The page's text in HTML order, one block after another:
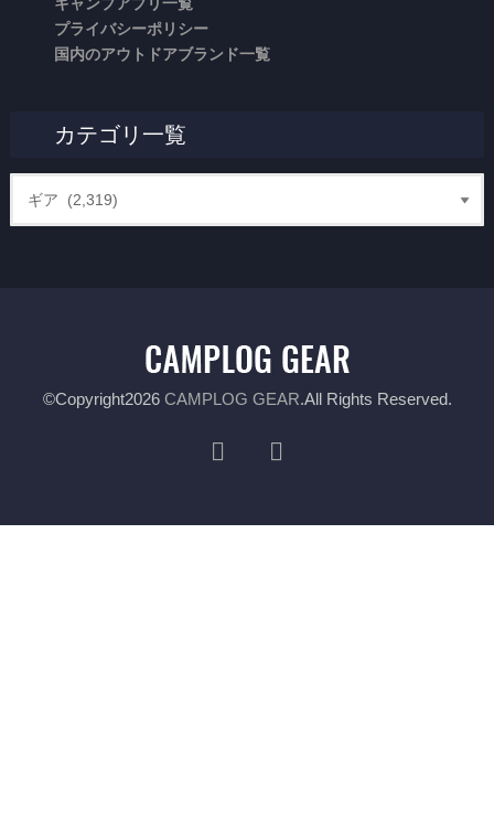
プライバシーポリシー
国内のアウトドアブランド一覧
カテゴリ一覧
©Copyright2026 CAMPLOG GEAR.All Rights Reserved.